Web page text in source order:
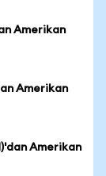
Amerikan
Amerikan
Amerikan